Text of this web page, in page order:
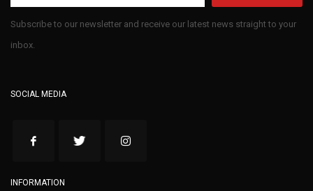
Subscribe to our newsletter and receive our latest news straight to your
inbox.
SOCIAL MEDIA
INFORMATION